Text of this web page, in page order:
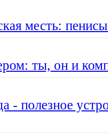
месть:
ты, он и
- полезное